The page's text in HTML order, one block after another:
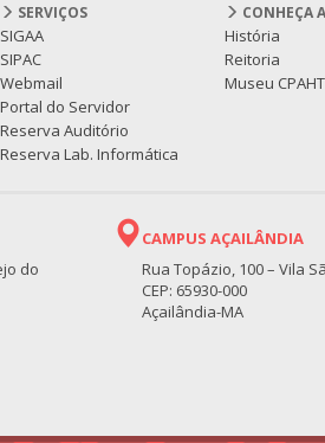
SERVIÇOS
SIGAA
SIPAC
Webmail
Portal do Servidor
Reserva Auditório
Reserva Lab. Informática
CONHEÇA
História
Reitoria
Museu CPAHT
do
CAMPUS AÇAILÂNDIA
Rua Topázio, 100 – Vila
CEP: 65930-000
Açailândia-MA